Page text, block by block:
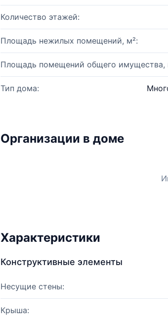
Количество этажей:
Площадь нежилых помещений, м²:
Площадь помещений общего имущества,
Тип дома:
Организации в доме
Характеристики
Конструктивные элементы
Несущие стены:
Крыша: